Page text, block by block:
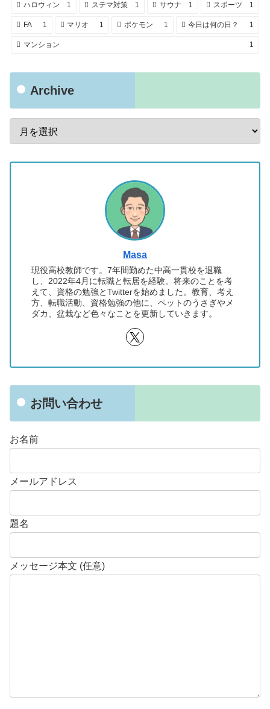
ハロウィン 1 ステマ対策 1 サウナ 1 スポーツ 1
FA 1 マリオ 1 ポケモン 1 今日は何の日？ 1
マンション 1
Archive
Masa
現役高校教師です。7年間勤めた中高一貫校を退職
し、2022年4月に転職と転居を経験。将来のことを考
えて、資格の勉強とTwitterを始めました。教育、考え
方、転職活動、資格勉強の他に、ペットのうさぎやメ
ダカ、盆栽など色々なことを更新していきます。
お問い合わせ
お名前
メールアドレス
題名
メッセージ本文 (任意)